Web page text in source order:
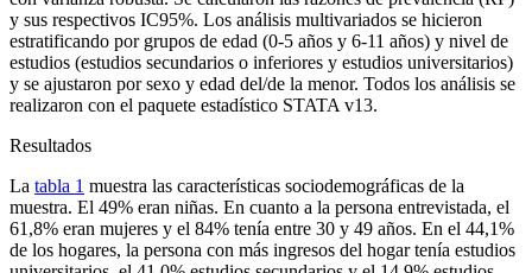
y sus respectivos IC95%. Los análisis multivariados se hicieron
estratificando por grupos de edad (0-5 años y 6-11 años) y nivel de
estudios (estudios secundarios o inferiores y estudios universitarios)
y se ajustaron por sexo y edad del/de la menor. Todos los análisis se
realizaron con el paquete estadístico STATA v13.
Resultados
La tabla 1 muestra las características sociodemográficas de la
muestra. El 49% eran niñas. En cuanto a la persona entrevistada, el
61,8% eran mujeres y el 84% tenía entre 30 y 49 años. En el 44,1%
de los hogares, la persona con más ingresos del hogar tenía estudios